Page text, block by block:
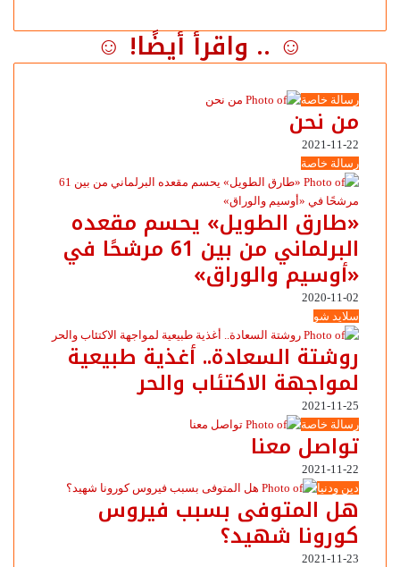
☺ .. واقرأ أيضًا! ☺
رسالة خاصة
من نحن
2021-11-22
رسالة خاصة
«طارق الطويل» يحسم مقعده
البرلماني من بين 61 مرشحًا في
«أوسيم والوراق»
2020-11-02
سلايد شو
روشتة السعادة.. أغذية طبيعية
لمواجهة الاكتئاب والحر
2021-11-25
رسالة خاصة
تواصل معنا
2021-11-22
دين ودنيا
هل المتوفى بسبب فيروس
كورونا شهيد؟
2021-11-23